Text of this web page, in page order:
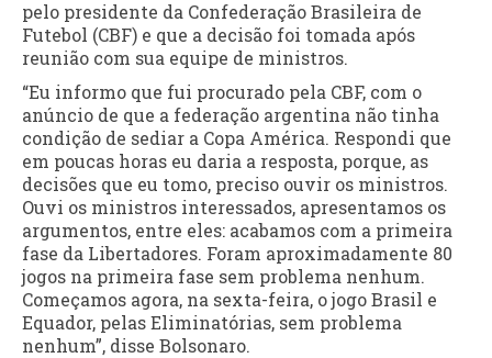
pelo presidente da Confederação Brasileira de
Futebol (CBF) e que a decisão foi tomada após
reunião com sua equipe de ministros.
“Eu informo que fui procurado pela CBF, com o
anúncio de que a federação argentina não tinha
condição de sediar a Copa América. Respondi que
em poucas horas eu daria a resposta, porque, as
decisões que eu tomo, preciso ouvir os ministros.
Ouvi os ministros interessados, apresentamos os
argumentos, entre eles: acabamos com a primeira
fase da Libertadores. Foram aproximadamente 80
jogos na primeira fase sem problema nenhum.
Começamos agora, na sexta-feira, o jogo Brasil e
Equador, pelas Eliminatórias, sem problema
nenhum”, disse Bolsonaro.